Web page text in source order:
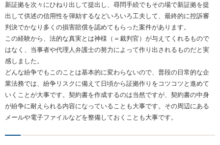
新証拠を次々にひねり出して提出し、尋問手続でもその場で新証拠を提
出して供述の信用性を弾劾するなどいろいろ工夫して、最終的に控訴審
判決でかなり多くの損害賠償を認めてもらった案件があります。
この経験から、法的な真実とは神様（＝裁判官）が与えてくれるもので
はなく、当事者や代理人弁護士の努力によって作り出されるものだと実
感しました。
どんな紛争でもこのことは基本的に変わらないので、普段の日常的な企
業法務では、紛争リスクに備えて日頃から証拠作りをコツコツと進めて
いくことが大事です。契約書を作成するのは当然ですが、契約書の中身
が紛争に耐えられる内容になっていることも大事です。その周辺にある
メールや電子ファイルなどを整備しておくことも大事です。